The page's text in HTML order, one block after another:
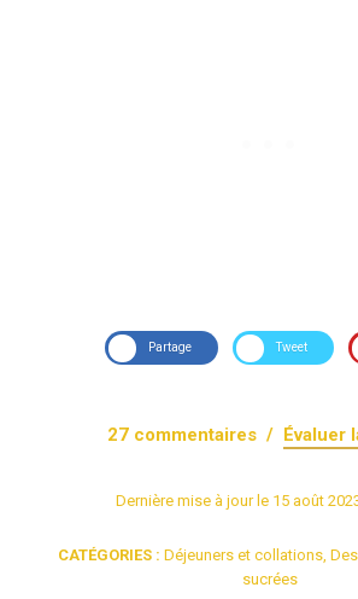
Partage Tweet
27 commentaires / Évaluer
Dernière mise à jour le 15 août
CATÉGORIES : Déjeuners et collations,
sucrées